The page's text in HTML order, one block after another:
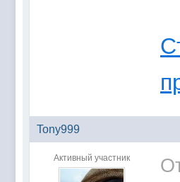
Tony999
Активный участник